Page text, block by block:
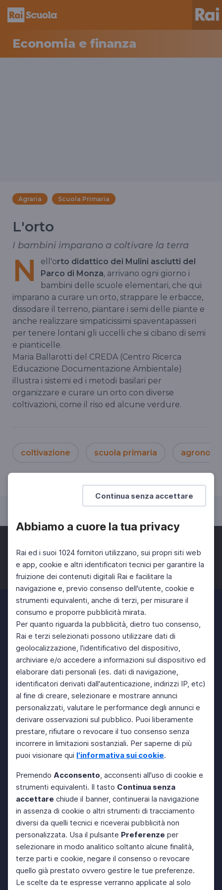
Continua senza accettare
Abbiamo a cuore la tua privacy
Rai ed i suoi 1024 fornitori utilizzano, sui propri siti web
e app, cookie e altri identificatori tecnici per garantire la
fruizione dei contenuti digitali Rai e facilitare la
navigazione e, previo consenso dell'utente, cookie e
strumenti equivalenti, anche di terzi, per misurare il
consumo e proporre pubblicità mirata.
Per quanto riguarda la pubblicità, dietro tuo consenso,
Rai e terzi selezionati possono utilizzare dati di
geolocalizzazione, l'identificativo del dispositivo,
archiviare e/o accedere a informazioni sul dispositivo ed
elaborare dati personali (es. dati di navigazione,
identificatori derivati dall'autenticazione, indirizzi IP, etc)
al fine di creare, selezionare e mostrare annunci
personalizzati, valutare le performance degli annunci e
derivare osservazioni sul pubblico. Puoi liberamente
prestare, rifiutare o revocare il tuo consenso senza
incorrere in limitazioni sostanziali. Per saperne di più
puoi visionare qui l'informativa sui cookie.
Premendo Acconsento, acconsenti all'uso di cookie e
strumenti equivalenti. Il tasto Continua senza
accettare chiude il banner, continuerai la navigazione
in assenza di cookie o altri strumenti di tracciamento
diversi da quelli tecnici e riceverai pubblicità non
personalizzata. Usa il pulsante Preferenze per
selezionare in modo analitico soltanto alcune finalità,
terze parti e cookie, negare il consenso o revocare
quello già prestato ovvero gestire le tue preferenze.
Le scelte da te espresse verranno applicate al solo
Economia e finanza
Agraria Scuola Primaria
L'orto
I bambini imparano a coltivare la terra
N ell'orto didattico dei Mulini asciutti del
Parco di Monza, arrivano ogni giorno i
bambini delle scuole elementari, che qui
imparano a curare un orto, strappare le erbacce,
dissodare il terreno, piantare i semi delle piante e
anche realizzare simpaticissimi spaventapasseri
per tenere lontani gli uccelli che si cibano di semi
e pianticelle.
Maria Ballarotti del CREDA (Centro Ricerca
Educazione Documentazione Ambientale)
illustra i sistemi ed i metodi basilari per
organizzare e curare un orto con diverse
coltivazioni, come il riso ed alcune verdure.
coltivazione scuola primaria
Facebook Twitter Instagram